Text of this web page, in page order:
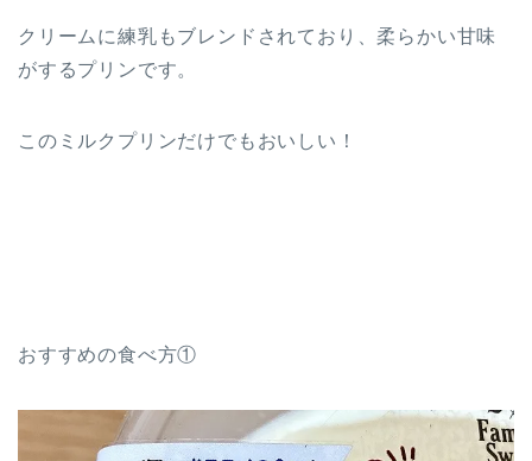
クリームに練乳もブレンドされており、柔らかい甘味
がするプリンです。
このミルクプリンだけでもおいしい！
おすすめの食べ方①